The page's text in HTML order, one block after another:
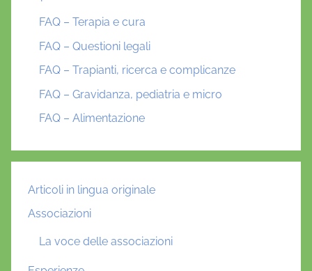
FAQ – Terapia e cura
FAQ – Questioni legali
FAQ – Trapianti, ricerca e complicanze
FAQ – Gravidanza, pediatria e micro
FAQ – Alimentazione
Articoli in lingua originale
Associazioni
La voce delle associazioni